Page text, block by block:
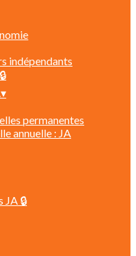
indépendants
▾
permanentes
annuelle : JA
🔒